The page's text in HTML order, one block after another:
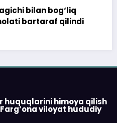
bilan bog‘liq
bartaraf qilindi
huquqlarini himoya qilish
viloyat hududiy